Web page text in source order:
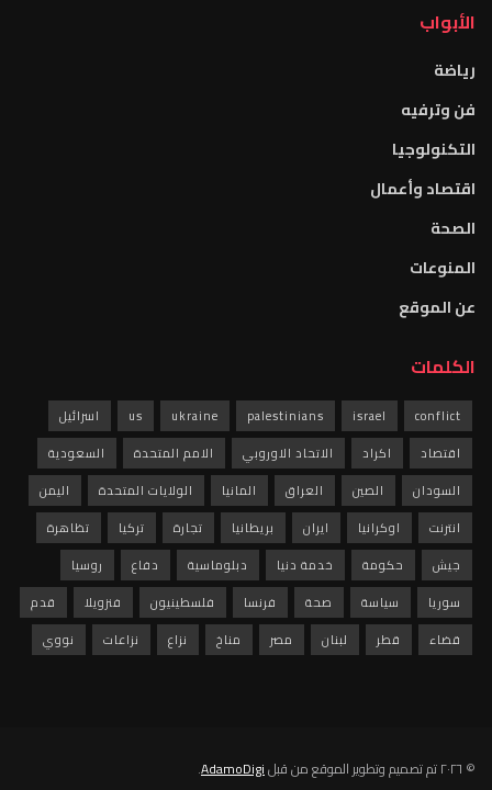
الأبواب
رياضة
فن وترفيه
التكنولوجيا
اقتصاد وأعمال
الصحة
المنوعات
عن الموقع
الكلمات
conflict
israel
palestinians
ukraine
us
اسرائيل
اقتصاد
اكراد الاتحاد الاوروبي الامم المتحدة
السعودية
السودان
الصين العراق المانيا الولايات المتحدة
اليمن
انترنت
اوكرانيا ايران بريطانيا تجارة تركيا
تظاهرة
جيش
حكومة خدمة دنيا دبلوماسية دفاع
روسيا
سوريا
سياسة صحة فرنسا فلسطينيون فنزويلا
قدم
قضاء
قطر لبنان مصر مناخ نزاع نزاعات نووي
© ٢٠٢٦ تم تصميم وتطوير الموقع من قبل AdamoDigi
.